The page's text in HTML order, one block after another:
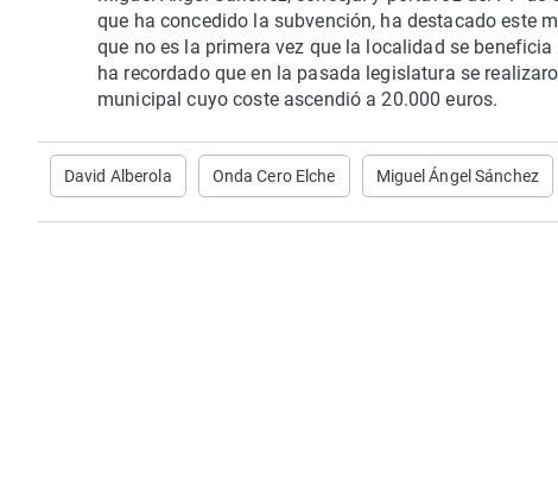
que ha concedido la subvención, ha destacado este
que no es la primera vez que la localidad se
ha recordado que en la pasada legislatura se
municipal cuyo coste ascendió a 20.000 euros.
David Alberola Onda Cero Elche Miguel Ángel Sánchez